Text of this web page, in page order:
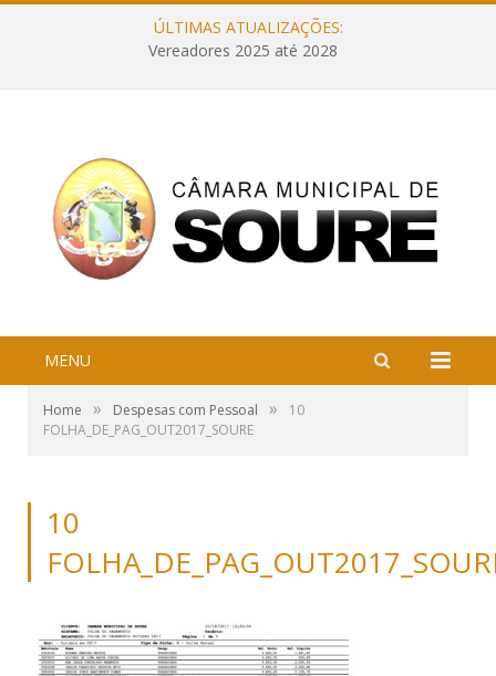
ÚLTIMAS ATUALIZAÇÕES:
Vereadores 2025 até 2028
MENU
Home » Despesas com Pessoal »
10
FOLHA_DE_PAG_OUT2017_SOURE
10